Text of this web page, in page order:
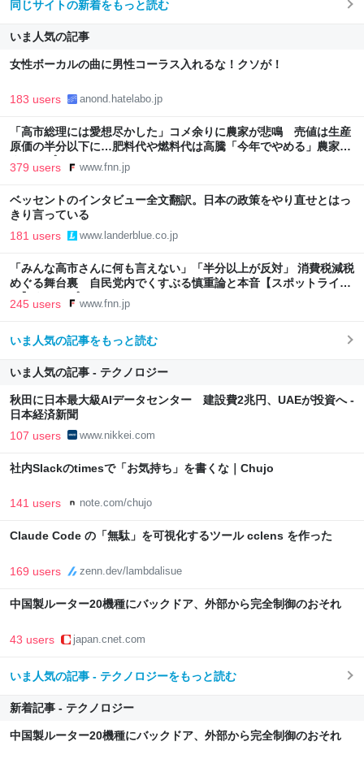
同じサイトの新着をもっと読む
いま人気の記事
女性ボーカルの曲に男性コーラス入れるな！クソが！
183 users anond.hatelabo.jp
「高市総理には愛想尽かした」コメ余りに農家が悲鳴 売値は生産
原価の半分以下に…肥料代や燃料代は高騰「今年でやめる」農家も
｜FNNプライムオンライン
379 users www.fnn.jp
ベッセントのインタビュー全文翻訳。日本の政策をやり直せとはっ
きり言っている
181 users www.landerblue.co.jp
「みんな高市さんに何も言えない」「半分以上が反対」 消費税減税
めぐる舞台裏 自民党内でくすぶる慎重論と本音【スポットライ
ト】｜FNNプライムオンライン
245 users www.fnn.jp
いま人気の記事をもっと読む
いま人気の記事 - テクノロジー
秋田に日本最大級AIデータセンター 建設費2兆円、UAEが投資へ -
日本経済新聞
107 users www.nikkei.com
社内Slackのtimesで「お気持ち」を書くな｜Chujo
141 users note.com/chujo
Claude Code の「無駄」を可視化するツール cclens を作った
169 users zenn.dev/lambdalisue
中国製ルーター20機種にバックドア、外部から完全制御のおそれ
43 users japan.cnet.com
いま人気の記事 - テクノロジーをもっと読む
新着記事 - テクノロジー
中国製ルーター20機種にバックドア、外部から完全制御のおそれ